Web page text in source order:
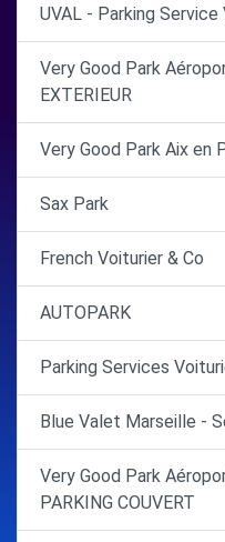
UVAL - Parking Service
Very Good Park
EXTERIEUR
Very Good Park Aix en
Sax Park
French Voiturier & Co
AUTOPARK
Parking Services
Blue Valet Marseille -
Very Good Park
PARKING COUVERT